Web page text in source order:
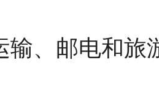
输、邮电和旅